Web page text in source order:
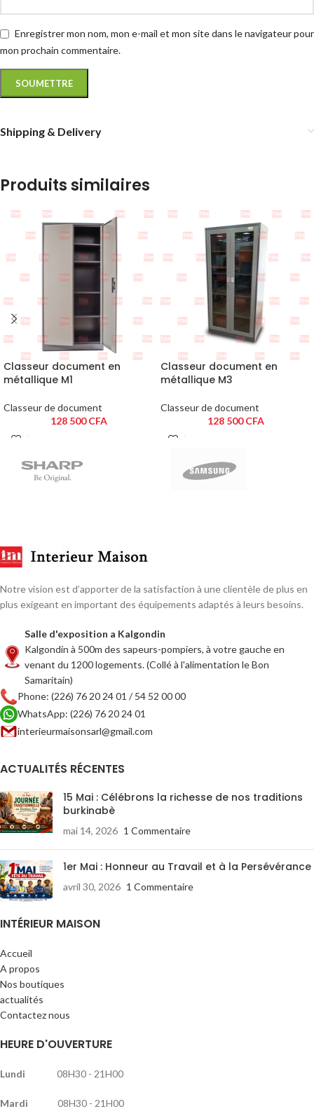
Enregistrer mon nom, mon e-mail et mon site dans le navigateur pour
mon prochain commentaire.
Shipping & Delivery
Produits similaires
Classeur document en
métallique M1
Classeur de document
128 500CFA
Classeur document en
métallique M3
Classeur de document
128 500CFA
Notre vision est d’apporter de la satisfaction à une clientèle de plus en
plus exigeant en important des équipements adaptés à leurs besoins.
Salle d'exposition a Kalgondin
Kalgondin à 500m des sapeurs-pompiers, à votre gauche en
venant du 1200 logements. (Collé à l'alimentation le Bon
Samaritain)
Phone: (226) 76 20 24 01 / 54 52 00 00
WhatsApp: (226) 76 20 24 01
interieurmaisonsarl@gmail.com
ACTUALITÉS RÉCENTES
15 Mai : Célébrons la richesse de nos traditions
burkinabè
mai 14, 2026 1 Commentaire
1er Mai : Honneur au Travail et à la Persévérance
avril 30, 2026 1 Commentaire
INTÉRIEUR MAISON
Accueil
A propos
Nos boutiques
actualités
Contactez nous
HEURE D'OUVERTURE
Lundi 08H30 - 21H00
Mardi 08H30 - 21H00